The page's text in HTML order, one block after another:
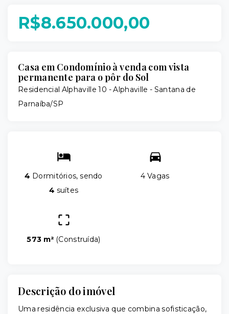
R$8.650.000,00
Casa em Condomínio à venda com vista
permanente para o pôr do Sol
Residencial Alphaville 10 -Alphaville - Santana de
Parnaíba/SP
4 Dormitórios, sendo
4 suítes
4 Vagas
573 m² (Construída)
Descrição do imóvel
Uma residência exclusiva que combina sofisticação,